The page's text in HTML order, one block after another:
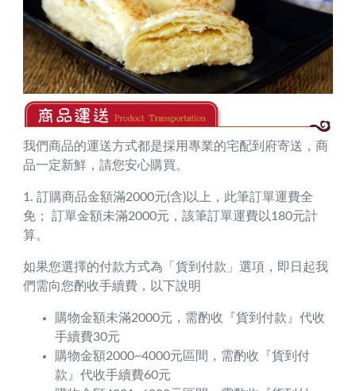
我們商品的運送方式都是採用專業的宅配到府寄送，商
品一定新鮮，請您安心購買。
1. 訂購商品金額滿2000元(含)以上，此筆訂單運費全
免； 訂單金額未滿2000元，該筆訂單運費以180元計
算。
如果您選擇的付款方式為「貨到付款」選項，即日起我
們需向您酌收手續費，以下說明
購物金額未滿2000元，需酌收『貨到付款』代收
手續費30元
購物金額2000~4000元區間，需酌收『貨到付
款』代收手續費60元